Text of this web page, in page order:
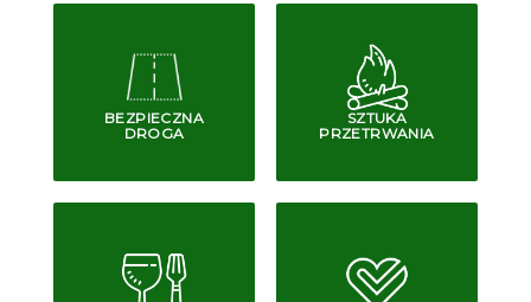
BEZPIECZNA
DROGA
SZTUKA
PRZETRWANIA